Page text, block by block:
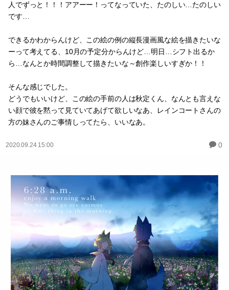
人でずっと！！！アアーー！ってなっていた、たのしい…たのしい
です…
できるかわからんけど、この絵の例の縦長漫画風な絵を描きたいな
ーって考えてる、10月の予定分からんけど…明日…シフト出るか
ら…なんとか時間調整して描きたいな～創作楽しいすぎか！！
そんな感じでした。
どうでもいいけど、この絵の手前の人は秋定くん、なんとも言えな
い顔で彼を黙って見ていてあげて欲しいなあ、レインコートさんの
方の妹さんのご事情しってたら、いいなあ。
2020.09.24 15:00 0